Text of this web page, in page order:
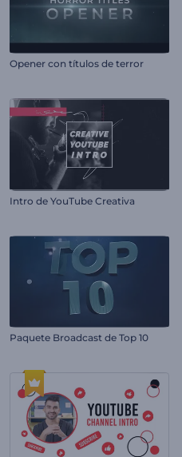
Opener con títulos de terror
Intro de YouTube Creativa
Paquete Broadcast de Top 10